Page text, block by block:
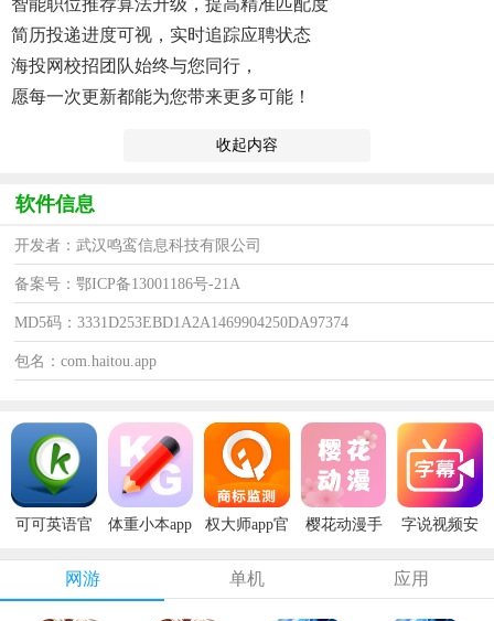
简历投递进度可视，实时追踪应聘状态
海投网校招团队始终与您同行，
愿每一次更新都能为您带来更多可能！
收起内容
软件信息
开发者：武汉鸣鸾信息科技有限公司
备案号：鄂ICP备13001186号-21A
MD5码：3331D253EBD1A2A1469904250DA97374
包名：com.haitou.app
可可英语官
体重小本app
权大师app官
樱花动漫手
字说视频安
网游 单机 应用